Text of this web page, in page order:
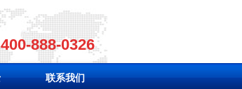
888-0326
联系我们